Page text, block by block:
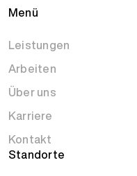
Menü
Leistungen
Arbeiten
Über uns
Karriere
Kontakt
Standorte